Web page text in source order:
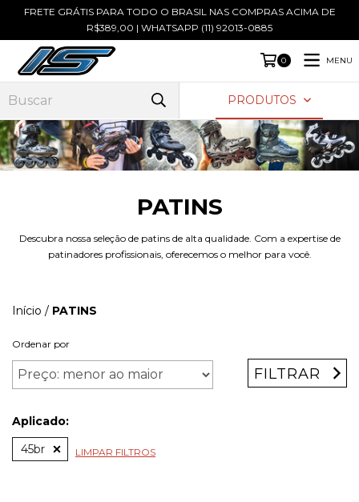
FRETE GRÁTIS PARA TODO O BRASIL NAS COMPRAS ACIMA DE
R$389,00 | WHATSAPP (11) 92013-0885
0 MENU
PRODUTOS
PATINS
Descubra nossa seleção de patins de alta qualidade. Com a expertise de
patinadores profissionais, oferecemos o melhor para você.
Início / PATINS
Ordenar por
FILTRAR
Aplicado:
45br
LIMPAR FILTROS